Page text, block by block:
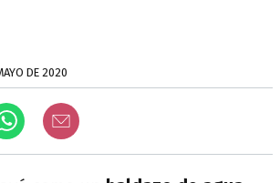
DE 2020